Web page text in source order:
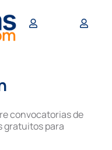
convocatorias de
gratuitos para